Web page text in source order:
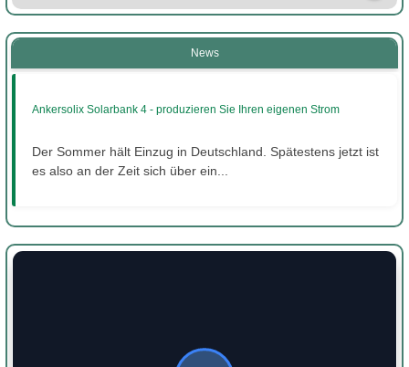
News
Ankersolix Solarbank 4 - produzieren Sie Ihren eigenen Strom
Der Sommer hält Einzug in Deutschland. Spätestens jetzt ist
es also an der Zeit sich über ein...